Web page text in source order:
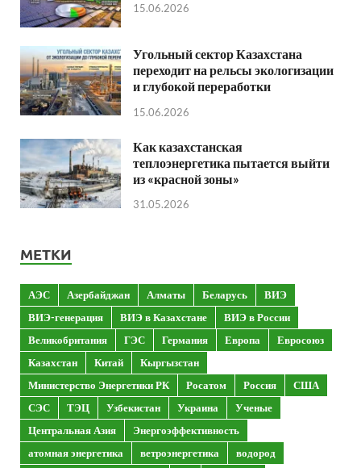
15.06.2026
Угольный сектор Казахстана
переходит на рельсы экологизации
и глубокой переработки
15.06.2026
Как казахстанская
теплоэнергетика пытается выйти
из «красной зоны»
31.05.2026
МЕТКИ
АЭС Азербайджан Алматы Беларусь
ВИЭ
ВИЭ-генерация
ВИЭ в Казахстане
ВИЭ в России
Великобритания
ГЭС Германия Европа
Евросоюз
Казахстан
Китай
Кыргызстан
Министерство Энергетики РК
Росатом Россия
США
СЭС
ТЭЦ Узбекистан Украина
Ученые
Центральная Азия
Энергоэффективность
атомная энергетика
ветроэнергетика
водород